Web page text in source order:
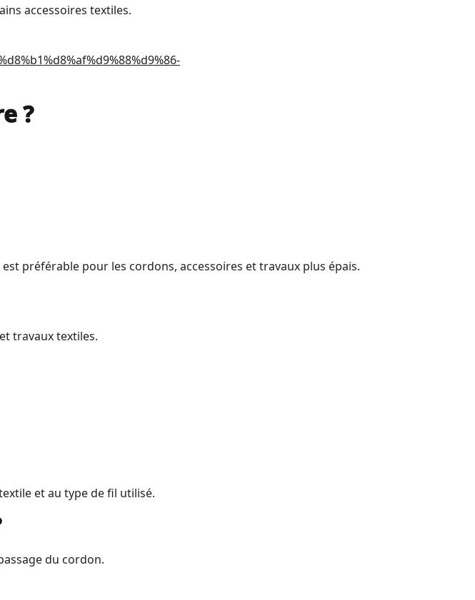
accessoires textiles.
?
préférable pour les cordons, accessoires et travaux plus épais.
travaux textiles.
et au type de fil utilisé.
du cordon.